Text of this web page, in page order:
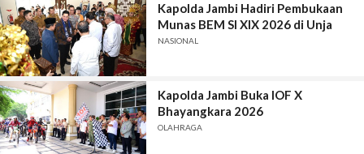
Kapolda Jambi Hadiri Pembukaan
Munas BEM SI XIX 2026 di Unja
NASIONAL
Kapolda Jambi Buka IOF X
Bhayangkara 2026
OLAHRAGA